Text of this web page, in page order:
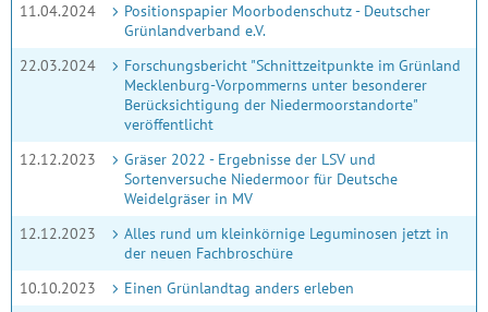
11.04.2024
Positionspapier Moorbodenschutz - Deutscher
Grünlandverband e.V.
22.03.2024
Forschungsbericht "Schnittzeitpunkte im Grünland
Mecklenburg-Vorpommerns unter besonderer
Berücksichtigung der Niedermoorstandorte"
veröffentlicht
12.12.2023
Gräser 2022 - Ergebnisse der LSV und
Sortenversuche Niedermoor für Deutsche
Weidelgräser in MV
12.12.2023
Alles rund um kleinkörnige Leguminosen jetzt in
der neuen Fachbroschüre
10.10.2023
Einen Grünlandtag anders erleben